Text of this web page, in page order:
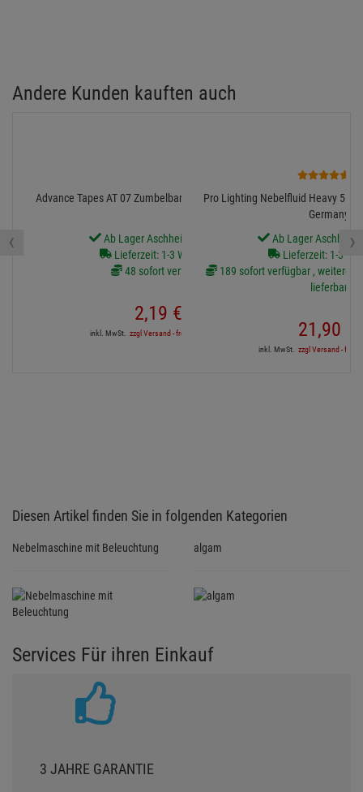
Andere Kunden kauften auch
Advance Tapes AT 07 Zumbelband 19mm/20m schwarz
Ab Lager Aschheim lieferbar
Lieferzeit: 1-3 Werktage
48 sofort verfügbar
2,19 €
inkl. MwSt. zzgl Versand - frei ab 90,-€ in DE
Pro Lighting Nebelfluid Heavy 5L,
Germany
Ab Lager
Lieferzeit: 1-3
189 sofort verfügbar , weitere
lieferbar
21,90
inkl. MwSt. zzgl Versand - frei
‹ ›
Diesen Artikel finden Sie in folgenden Kategorien
Nebelmaschine mit Beleuchtung algam
Services Für ihren Einkauf
3 JAHRE GARANTIE